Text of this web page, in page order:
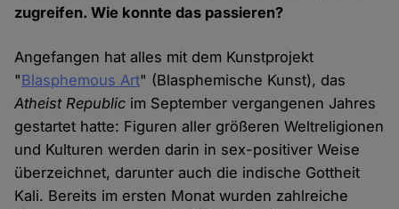
zugreifen. Wie konnte das passieren?
Angefangen hat alles mit dem Kunstprojekt
"Blasphemous Art" (Blasphemische Kunst), das
Atheist Republic im September vergangenen Jahres
gestartet hatte: Figuren aller größeren Weltreligionen
und Kulturen werden darin in sex-positiver Weise
überzeichnet, darunter auch die indische Gottheit
Kali. Bereits im ersten Monat wurden zahlreiche